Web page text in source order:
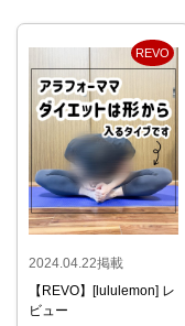
REVO
2024.04.22掲載
【REVO】[lululemon] レ
ビュー